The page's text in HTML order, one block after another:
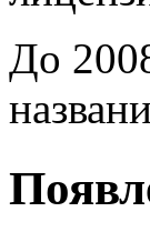
До